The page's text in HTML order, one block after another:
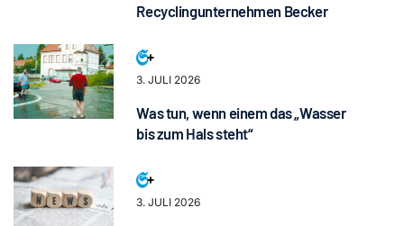
Recyclingunternehmen Becker
3. JULI 2026
Was tun, wenn einem das „Wasser
bis zum Hals steht“
3. JULI 2026